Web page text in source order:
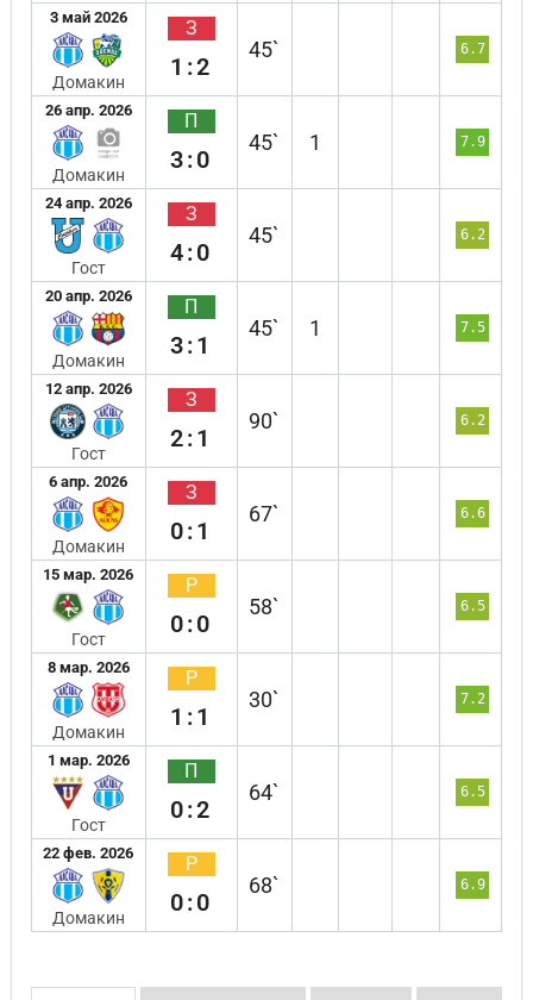
3 май 2026
Домакин
З
1:2
45` 6.7
26 апр. 2026
Домакин
П
3:0
45` 1 7.9
24 апр. 2026
Гост
З
4:0
45` 6.2
20 апр. 2026
Домакин
П
3:1
45` 1 7.5
12 апр. 2026
Гост
З
2:1
90` 6.2
6 апр. 2026
Домакин
З
0:1
67` 6.6
15 мар. 2026
Гост
Р
0:0
58` 6.5
8 мар. 2026
Домакин
Р
1:1
30` 7.2
1 мар. 2026
Гост
П
0:2
64` 6.5
22 фев. 2026
Домакин
Р
0:0
68` 6.9